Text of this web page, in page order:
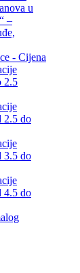
u
–
- Cijena
2.5
2.5 do
3.5 do
4.5 do